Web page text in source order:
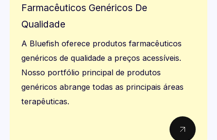
Farmacêuticos Genéricos De
Qualidade
A Bluefish oferece produtos farmacêuticos
genéricos de qualidade a preços acessíveis.
Nosso portfólio principal de produtos
genéricos abrange todas as principais áreas
terapêuticas.